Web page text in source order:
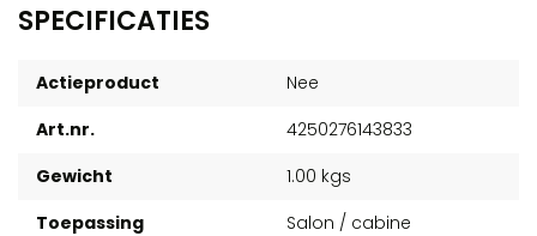
SPECIFICATIES
Actieproduct
Nee
Art.nr.
4250276143833
Gewicht
1.00 kgs
Toepassing
Salon / cabine